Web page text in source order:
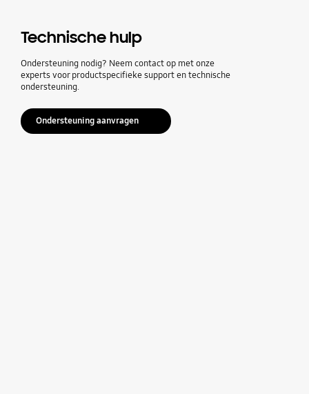
Technische hulp
Ondersteuning nodig? Neem contact op met onze
experts voor productspecifieke support en technische
ondersteuning.
Ondersteuning aanvragen